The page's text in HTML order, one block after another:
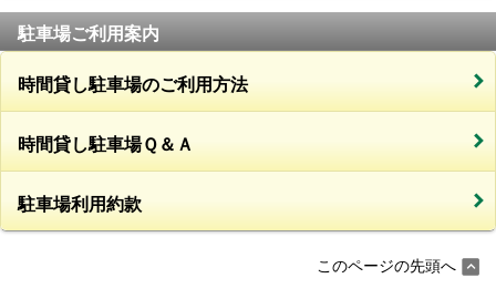
駐車場ご利用案内
時間貸し駐車場のご利用方法
時間貸し駐車場Ｑ＆Ａ
駐車場利用約款
このページの先頭へ